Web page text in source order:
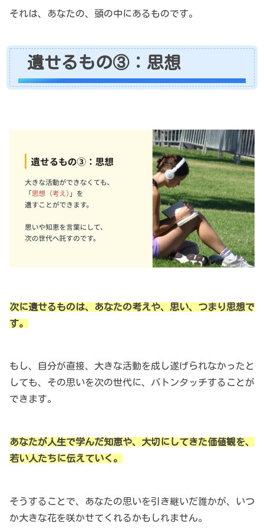
それは、あなたの、頭の中にあるものです。
遺せるもの③：思想
次に遺せるものは、あなたの考えや、思い、つまり思想で
す。
もし、自分が直接、大きな活動を成し遂げられなかったと
しても、その思いを次の世代に、バトンタッチすることが
できます。
あなたが人生で学んだ知恵や、大切にしてきた価値観を、
若い人たちに伝えていく。
そうすることで、あなたの思いを引き継いだ誰かが、いつ
か大きな花を咲かせてくれるかもしれません。